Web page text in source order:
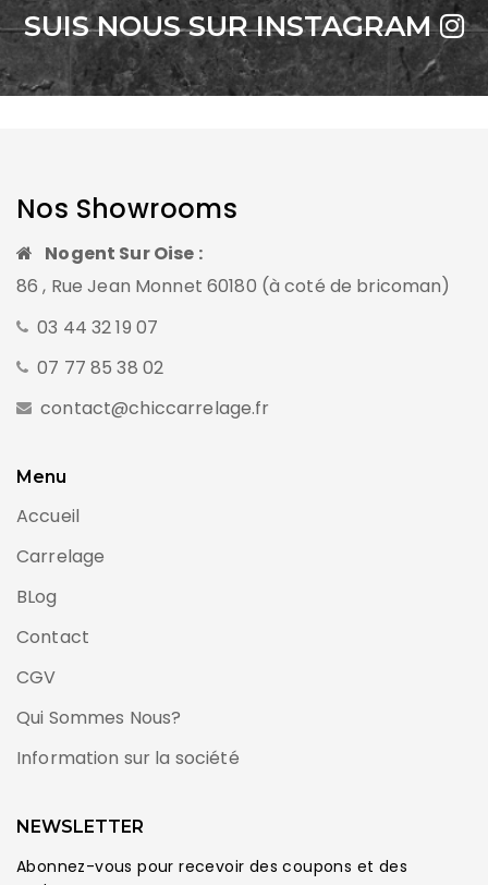
SUIS NOUS SUR INSTAGRAM
Nos Showrooms
Nogent Sur Oise :
86 , Rue Jean Monnet 60180 (à coté de bricoman)
03 44 32 19 07
07 77 85 38 02
contact@chiccarrelage.fr
Menu
Accueil
Carrelage
BLog
Contact
CGV
Qui Sommes Nous?
Information sur la société
NEWSLETTER
Abonnez-vous pour recevoir des coupons et des